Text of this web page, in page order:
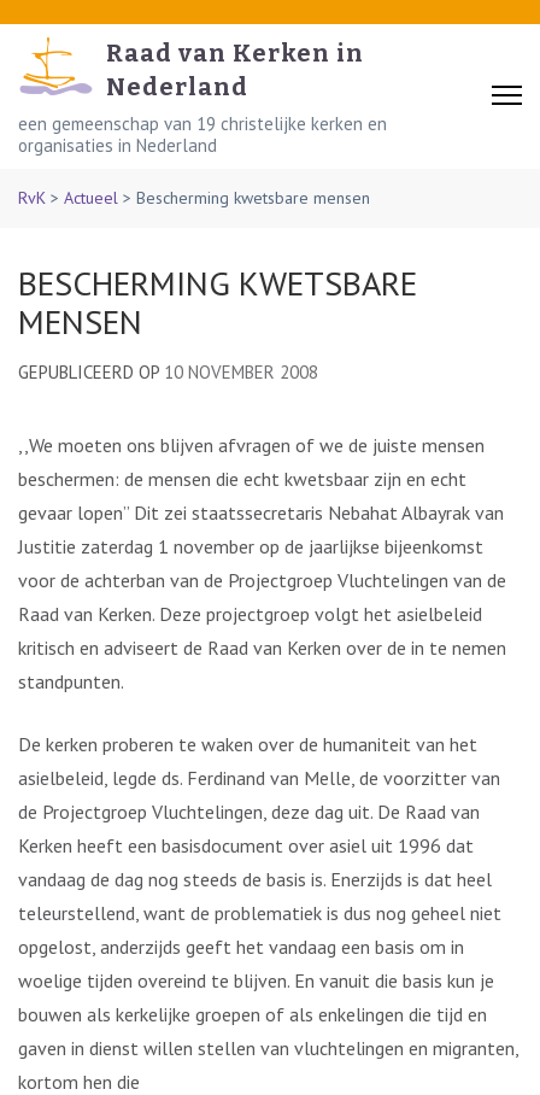
content
(Press
Enter)
Raad van Kerken in
Nederland
een gemeenschap van 19 christelijke kerken en
organisaties in Nederland
RvK > Actueel > Bescherming kwetsbare mensen
BESCHERMING KWETSBARE
MENSEN
GEPUBLICEERD OP 10 NOVEMBER 2008
,,We moeten ons blijven afvragen of we de juiste mensen
beschermen: de mensen die echt kwetsbaar zijn en echt
gevaar lopen” Dit zei staatssecretaris Nebahat Albayrak van
Justitie zaterdag 1 november op de jaarlijkse bijeenkomst
voor de achterban van de Projectgroep Vluchtelingen van de
Raad van Kerken. Deze projectgroep volgt het asielbeleid
kritisch en adviseert de Raad van Kerken over de in te nemen
standpunten.
De kerken proberen te waken over de humaniteit van het
asielbeleid, legde ds. Ferdinand van Melle, de voorzitter van
de Projectgroep Vluchtelingen, deze dag uit. De Raad van
Kerken heeft een basisdocument over asiel uit 1996 dat
vandaag de dag nog steeds de basis is. Enerzijds is dat heel
teleurstellend, want de problematiek is dus nog geheel niet
opgelost, anderzijds geeft het vandaag een basis om in
woelige tijden overeind te blijven. En vanuit die basis kun je
bouwen als kerkelijke groepen of als enkelingen die tijd en
gaven in dienst willen stellen van vluchtelingen en migranten,
kortom hen die